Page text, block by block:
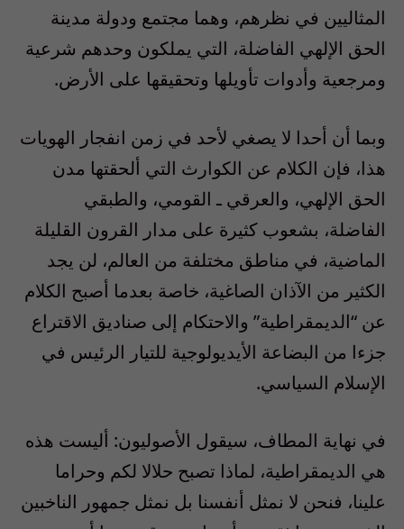
المثاليين في نظرهم، وهما مجتمع ودولة مدينة
الحق الإلهي الفاضلة، التي يملكون وحدهم شرعية
ومرجعية وأدوات تأويلها وتحقيقها على الأرض.
وبما أن أحدا لا يصغي لأحد في زمن انفجار الهويات
هذا، فإن الكلام عن الكوارث التي ألحقتها مدن
الحق الإلهي، والعرقي ـ القومي، والطبقي
الفاضلة، بشعوب كثيرة على مدار القرون القليلة
الماضية، في مناطق مختلفة من العالم، لن يجد
الكثير من الآذان الصاغية، خاصة بعدما أصبح الكلام
عن “الديمقراطية” والاحتكام إلى صناديق الاقتراع
جزءا من البضاعة الأيديولوجية للتيار الرئيس في
الإسلام السياسي.
في نهاية المطاف، سيقول الأصوليون: أليست هذه
هي الديمقراطية، لماذا تصبح حلالا لكم وحراما
علينا، فنحن لا نمثل أنفسنا بل نمثل جمهور الناخبين